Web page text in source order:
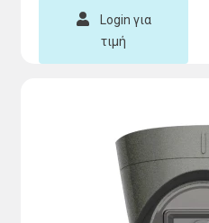
Login για
τιμή